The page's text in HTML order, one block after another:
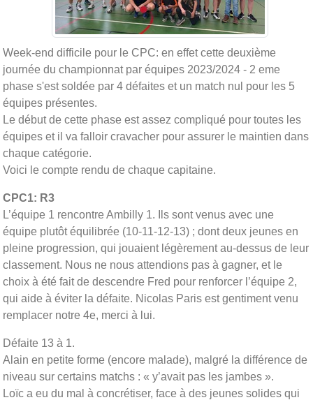
Week-end difficile pour le CPC: en effet cette deuxième
journée du championnat par équipes 2023/2024 - 2 eme
phase s'est soldée par 4 défaites et un match nul pour les 5
équipes présentes.
Le début de cette phase est assez compliqué pour toutes les
équipes et il va falloir cravacher pour assurer le maintien dans
chaque catégorie.
Voici le compte rendu de chaque capitaine.
CPC1: R3
L’équipe 1 rencontre Ambilly 1. Ils sont venus avec une
équipe plutôt équilibrée (10-11-12-13) ; dont deux jeunes en
pleine progression, qui jouaient légèrement au-dessus de leur
classement. Nous ne nous attendions pas à gagner, et le
choix à été fait de descendre Fred pour renforcer l’équipe 2,
qui aide à éviter la défaite. Nicolas Paris est gentiment venu
remplacer notre 4e, merci à lui.
Défaite 13 à 1.
Alain en petite forme (encore malade), malgré la différence de
niveau sur certains matchs : « y’avait pas les jambes ».
Loïc a eu du mal à concrétiser, face à des jeunes solides qui